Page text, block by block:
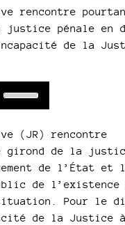
rencontre
justice pénale en
de la
keys
to
increase
or
decrease
volume.
(JR) rencontre
girond de la
de l’État et
de l’existence
situation. Pour le
de la Justice à